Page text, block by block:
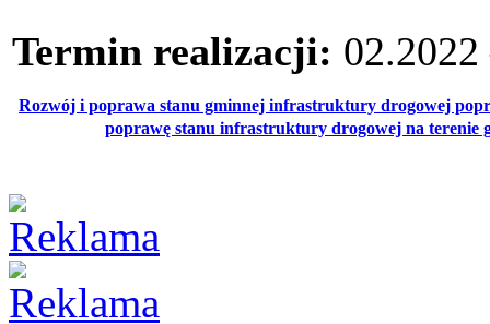
Termin realizacji:
Rozwój i poprawa stanu gminnej infrastruktury drogowej
poprawę stanu infrastruktury drogowej na terenie